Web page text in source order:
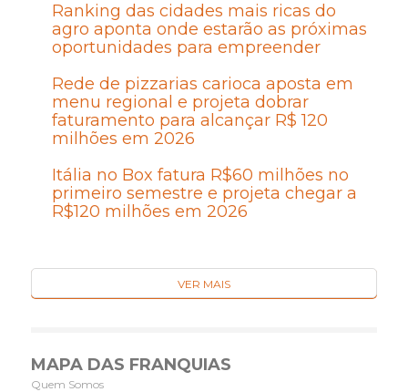
Ranking das cidades mais ricas do
agro aponta onde estarão as próximas
oportunidades para empreender
Rede de pizzarias carioca aposta em
menu regional e projeta dobrar
faturamento para alcançar R$ 120
milhões em 2026
Itália no Box fatura R$60 milhões no
primeiro semestre e projeta chegar a
R$120 milhões em 2026
VER MAIS
MAPA DAS FRANQUIAS
Quem Somos